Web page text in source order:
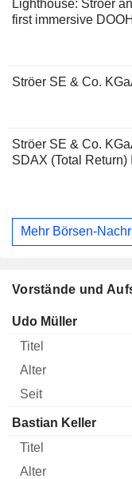
Lighthouse: Ströer
first immersive
Ströer SE & Co.
Ströer SE & Co.
SDAX (Total Return)
Mehr Börsen-
Vorstände und
Manager Titel
Udo Müller
Bastian Keller